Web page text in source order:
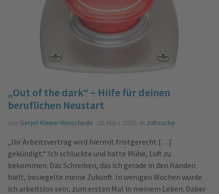
„Out of the dark“ – Hilfe für deinen
beruflichen Neustart
von Gerjet Kleine-Weischede 28. März 2020 in Jobsuche
„Ihr Arbeitsvertrag wird hiermit fristgerecht […]
gekündigt.“ Ich schluckte und hatte Mühe, Luft zu
bekommen. Das Schreiben, das ich gerade in den Händen
hielt, besiegelte meine Zukunft. In wenigen Wochen würde
ich arbeitslos sein, zum ersten Mal in meinem Leben. Dabei